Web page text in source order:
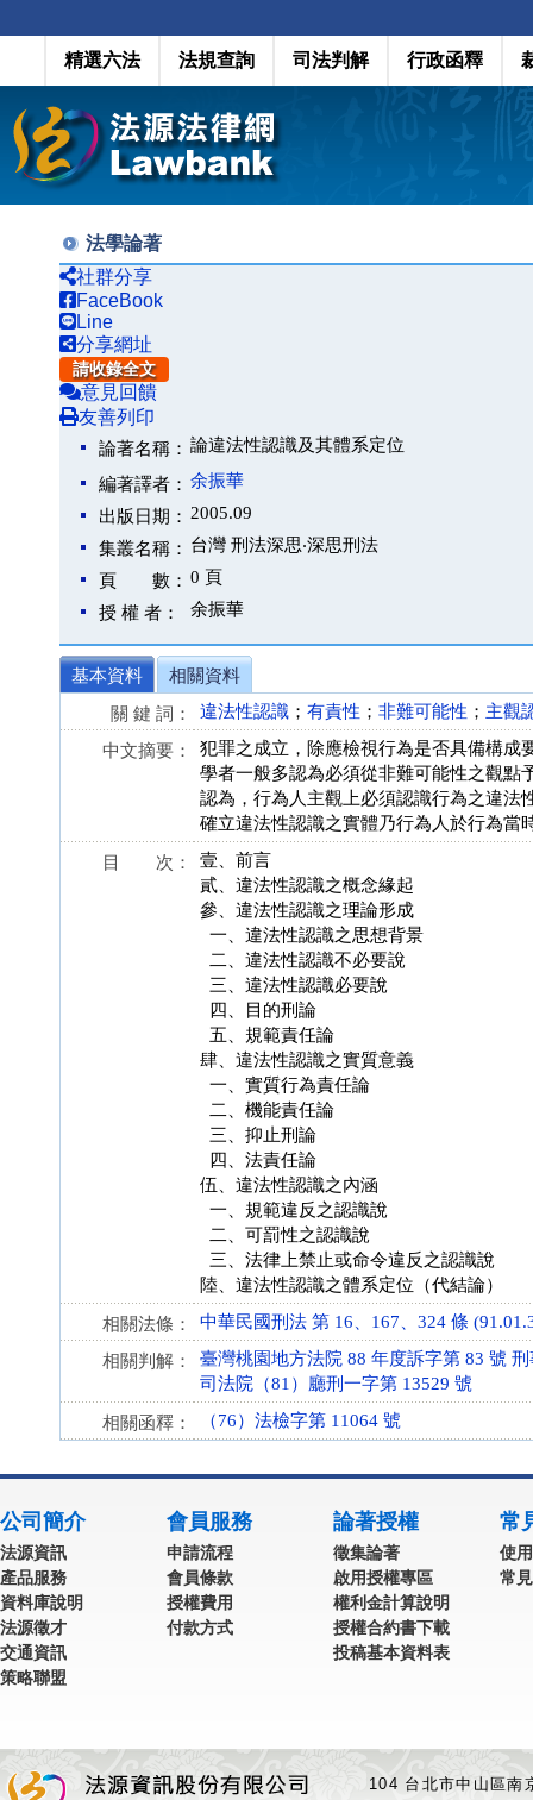
精選六法 法規查詢 司法判解 行政函釋
法學論著
社群分享
FaceBook
Line
分享網址
請收錄全文
意見回饋
友善列印
論著名稱： 論違法性認識及其體系定位
編著譯者： 余振華
出版日期： 2005.09
集叢名稱： 台灣 刑法深思‧深思刑法
頁 數： 0 頁
授 權 者：
余振華
基本資料
相關資料
關 鍵 詞：
違法性認識 ； 有責性 ； 非難可能性 ； 主觀
中文摘要：
犯罪之成立，除應檢視行為是否具備構成
學者一般多認為必須從非難可能性之觀點
認為，行為人主觀上必須認識行為之違法
確立違法性認識之實體乃行為人於行為當
目 次：
壹、前言
貳、違法性認識之概念緣起
參、違法性認識之理論形成
一、違法性認識之思想背景
二、違法性認識不必要說
三、違法性認識必要說
四、目的刑論
五、規範責任論
肆、違法性認識之實質意義
一、實質行為責任論
二、機能責任論
三、抑止刑論
四、法責任論
伍、違法性認識之內涵
一、規範違反之認識說
二、可罰性之認識說
三、法律上禁止或命令違反之認識說
陸、違法性認識之體系定位（代結論）
相關法條： 中華民國刑法 第 16、167、324 條
相關判解：
臺灣桃園地方法院 88 年度訴字第 83 號
司法院（81）廳刑一字第 13529 號
相關函釋： （76）法檢字第 11064 號
公司簡介
法源資訊
產品服務
資料庫說明
法源徵才
交通資訊
策略聯盟
會員服務
申請流程
會員條款
授權費用
付款方式
論著授權
徵集論著
啟用授權專區
權利金計算說明
授權合約書下載
投稿基本資料表
常
使
常
104 台北市中山區